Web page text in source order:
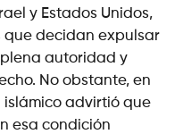
y Estados Unidos,
que decidan expulsar
autoridad y
No obstante, en
islámico advirtió que
esa condición